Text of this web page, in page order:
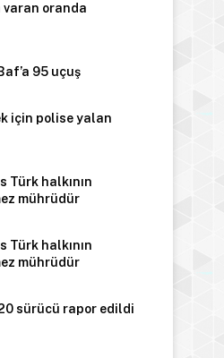
varan oranda
95 uçuş
için polise yalan
Türk halkının
mührüdür
Türk halkının
mührüdür
sürücü rapor edildi